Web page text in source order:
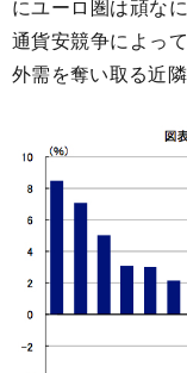
にユーロ圏は頑な
通貨安競争によっ
外需を奪い取る近隣